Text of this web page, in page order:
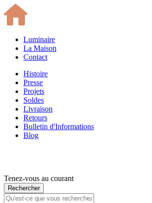
Luminaire
La Maison
Contact
Histoire
Presse
Projets
Soldes
Livraison
Retours
Bulletin d'Informations
Blog
Tenez-vous au courant